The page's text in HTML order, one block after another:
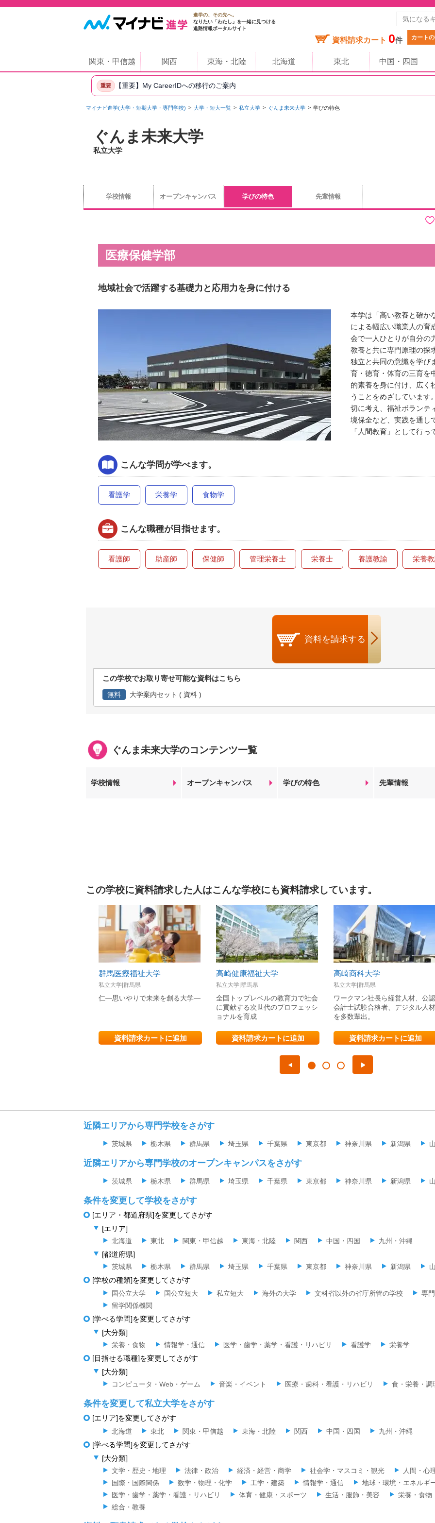
進学の、その先へ。
なりたい「わたし」を一緒に見つける
進路情報ポータルサイト
資料請求カート 0件 カート
関東・甲信越 関西 東海・北陸 北海道 東北 中国・四国
重要 【重要】My CareerIDへの移行のご案内
マイナビ進学(大学・短期大学・専門学校) 大学・短大一覧 私立大学 ぐんま未来大学 学びの特色
ぐんま未来大学
私立大学
学校情報 オープンキャンパス 学びの特色 先輩情報
医療保健学部
地域社会で活躍する基礎力と応用力を身に付ける
本学は「高い教養と確か
による幅広い職業人の育
会で一人ひとりが自分の
教養と共に専門原理の探
独立と共同の意識を学び
育・徳育・体育の三育を
的素養を身に付け、広く
うことをめざしています
切に考え、福祉ボランテ
境保全など、実践を通し
「人間教育」として行っ
こんな学問が学べます。
看護学 栄養学 食物学
こんな職種が目指せます。
看護師 助産師 保健師 管理栄養士 栄養士 養護教諭 栄養
資料を請求する
この学校でお取り寄せ可能な資料はこちら
無料 大学案内セット ( 資料 )
ぐんま未来大学のコンテンツ一覧
学校情報 オープンキャンパス 学びの特色 先輩情報
この学校に資料請求した人はこんな学校にも資料請求しています。
群馬医療福祉大学
私立大学|群馬県
仁—思いやりで未来を創る大学—
資料請求カートに追加
高崎健康福祉大学
私立大学|群馬県
全国トップレベルの教育力で社会
に貢献する次世代のプロフェッシ
ョナルを育成
資料請求カートに追加
高崎商科大学
私立大学|群馬県
ワークマン社長ら経営人材、公認
会計士試験合格者、デジタル人材
を多数輩出。
資料請求カートに追加
近隣エリアから専門学校をさがす
茨城県 栃木県 群馬県 埼玉県 千葉県 東京都 神奈川県 新潟県
近隣エリアから専門学校のオープンキャンパスをさがす
茨城県 栃木県 群馬県 埼玉県 千葉県 東京都 神奈川県 新潟県
条件を変更して学校をさがす
[エリア・都道府県]を変更してさがす
[エリア]
北海道 東北 関東・甲信越 東海・北陸 関西 中国・四国 九州・沖縄
[都道府県]
茨城県 栃木県 群馬県 埼玉県 千葉県 東京都 神奈川県 新潟県
[学校の種類]を変更してさがす
国公立大学 国公立短大 私立短大 海外の大学 文科省以外の省庁所管の学校
専
留学関係機関
[学べる学問]を変更してさがす
[大分類]
栄養・食物 情報学・通信 医学・歯学・薬学・看護・リハビリ 看護学 栄養学
[目指せる職種]を変更してさがす
[大分類]
コンピュータ・Web・ゲーム 音楽・イベント 医療・歯科・看護・リハビリ 食・栄養・調
条件を変更して私立大学をさがす
[エリア]を変更してさがす
北海道 東北 関東・甲信越 東海・北陸 関西 中国・四国 九州・沖縄
[学べる学問]を変更してさがす
[大分類]
文学・歴史・地理 法律・政治 経済・経営・商学 社会学・マスコミ・観光
人間・心
国際・国際関係
数学・物理・化学 工学・建築 情報学・通信
地球・環境・エネルギ
医学・歯学・薬学・看護・リハビリ
体育・健康・スポーツ 生活・服飾・美容
栄養・食物
総合・教養